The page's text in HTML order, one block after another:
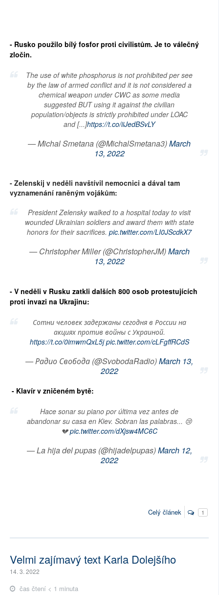
- Rusko použilo bílý fosfor proti civilistům. Je to válečný
zločin.
The use of white phosphorus is not prohibited per see
by the law of armed conflict and it is not considered a
chemical weapon under CWC as some media
suggested BUT using it against the civilian
population/objects is strictly prohibited under LOAC
and [...]https://t.co/iiJedBSvLY
— Michal Smetana (@MichalSmetana3)March
13, 2022
- Zelenskij v neděli navštívil nemocnici a dával tam
vyznamenání raněným vojákům:
President Zelensky walked to a hospital today to visit
wounded Ukrainian soldiers and award them with state
honors for their sacrifices. pic.twitter.com/LI0JScdkX7
— Christopher Miller (@ChristopherJM)March
13, 2022
- V neděli v Rusku zatkli dalších 800 osob protestujících
proti invazi na Ukrajinu:
Сотни человек задержаны сегодня в России на
акциях против войны с Украиной.
https://t.co/0imwmQxL5j pic.twitter.com/cLFgffRCdS
— Радио Свобода (@SvobodaRadio)March 13,
2022
- Klavír v zničeném bytě:
Hace sonar su piano por última vez antes de
abandonar su casa en Kiev. Sobran las palabras... 😢
💔pic.twitter.com/dXjsw4MC6C
— La hija del pupas (@hijadelpupas)March 12,
2022
Celý článek 1
Velmi zajímavý text Karla Dolejšího
14. 3. 2022
čas čtení < 1 minuta